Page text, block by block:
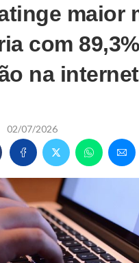
maior
com
na
02/07/2026